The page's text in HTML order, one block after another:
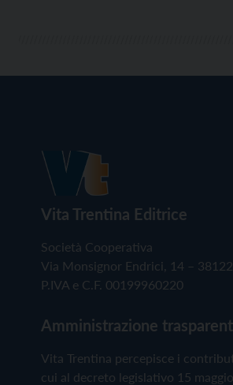
Vita Trentina Editrice
Società Cooperativa
Via Monsignor Endrici, 14 –
P.IVA e C.F. 00199960220
Amministrazione
Vita Trentina percepisce i
cui al decreto legislativo 15